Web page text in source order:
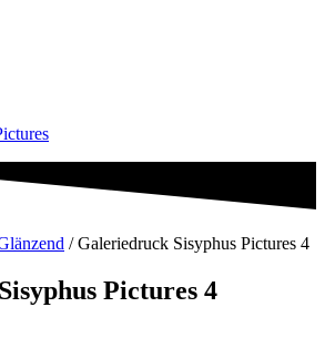
/ Galeriedruck Sisyphus Pictures 4
Pictures 4